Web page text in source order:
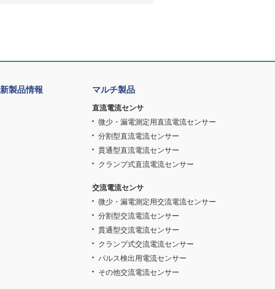
新製品情報 マルチ製品
直流電流センサ
微少・漏電測定用直流電流センサー
分割型直流電流センサー
貫通型直流電流センサー
クランプ式直流電流センサー
交流電流センサ
微少・漏電測定用交流電流センサー
分割型交流電流センサー
貫通型交流電流センサー
クランプ式交流電流センサー
パルス検出用電流センサー
その他交流電流センサー